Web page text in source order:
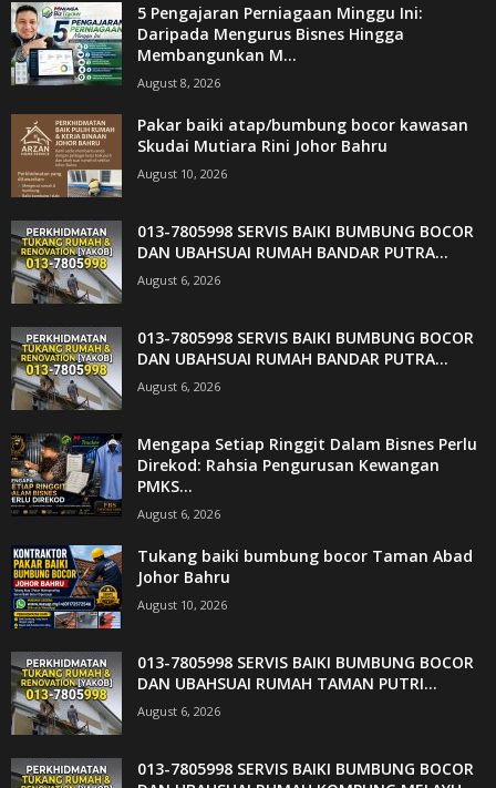
5 Pengajaran Perniagaan Minggu Ini:
Daripada Mengurus Bisnes Hingga
Membangunkan M...
August 8, 2026
Pakar baiki atap/bumbung bocor kawasan
Skudai Mutiara Rini Johor Bahru
August 10, 2026
013-7805998 SERVIS BAIKI BUMBUNG BOCOR
DAN UBAHSUAI RUMAH BANDAR PUTRA...
August 6, 2026
013-7805998 SERVIS BAIKI BUMBUNG BOCOR
DAN UBAHSUAI RUMAH BANDAR PUTRA...
August 6, 2026
Mengapa Setiap Ringgit Dalam Bisnes Perlu
Direkod: Rahsia Pengurusan Kewangan
PMKS...
August 6, 2026
Tukang baiki bumbung bocor Taman Abad
Johor Bahru
August 10, 2026
013-7805998 SERVIS BAIKI BUMBUNG BOCOR
DAN UBAHSUAI RUMAH TAMAN PUTRI...
August 6, 2026
013-7805998 SERVIS BAIKI BUMBUNG BOCOR